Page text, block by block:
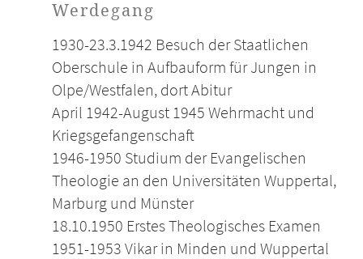
Werdegang
1930-23.3.1942 Besuch der Staatlichen
Oberschule in Aufbauform für Jungen in
Olpe/Westfalen, dort Abitur
April 1942-August 1945 Wehrmacht und
Kriegsgefangenschaft
1946-1950 Studium der Evangelischen
Theologie an den Universitäten Wuppertal,
Marburg und Münster
18.10.1950 Erstes Theologisches Examen
1951-1953 Vikar in Minden und Wuppertal